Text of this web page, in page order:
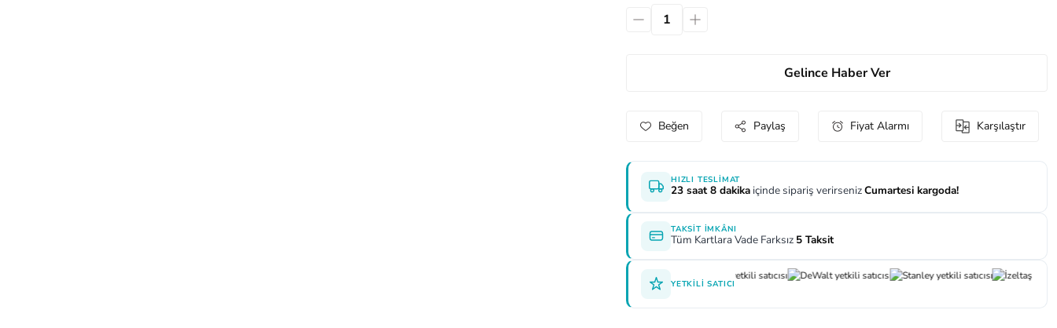
Gelince Haber Ver
Paylaş Fiyat Alarmı Karşılaştır
HIZLI TESLIMAT
23 saat 8 dakika içinde sipariş verirsenizCumartesi kargoda!
TAKSIT İMKÂNI
Tüm Kartlara Vade Farksız 5 Taksit
YETKILI SATICI